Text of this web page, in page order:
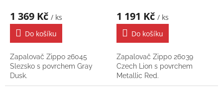
1 369 Kč / ks
Do košíku
Zapalovač Zippo 26045
Slezsko s povrchem Gray
Dusk.
1 191 Kč / ks
Do košíku
Zapalovač Zippo 26039
Czech Lion s povrchem
Metallic Red.